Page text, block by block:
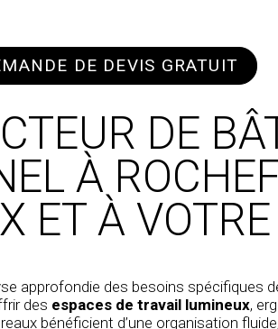
DE DEVIS GRATUIT
DE
À
ET À
approfondie des besoins spécifiques
des espaces de travail lumineux,
bénéficient d’une organisation